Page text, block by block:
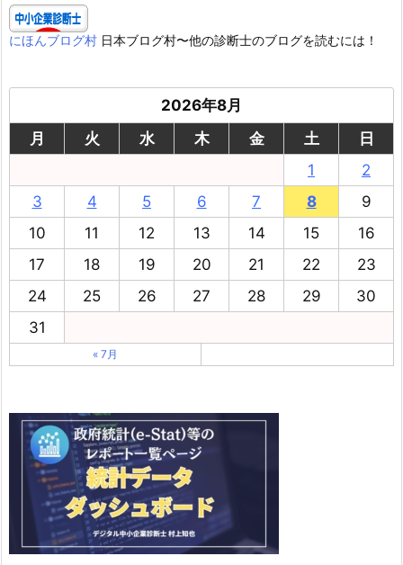
にほんブログ村 日本ブログ村〜他の診断士のブログを読むには！
2026年8月
月
火 水 木 金 土
日
1
2
3
4 5 6 7 8
9
10
11 12 13 14 15
16
17
18 19 20 21 22
23
24
25 26 27 28 29
30
31
« 7月